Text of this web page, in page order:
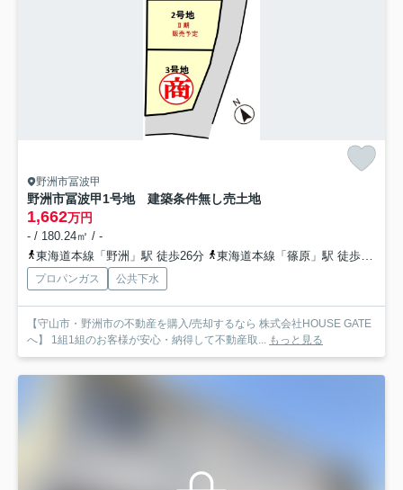
野洲市冨波甲
野洲市冨波甲1号地 建築条件無し売土地
1,662万円
- / 180.24㎡ / -
東海道本線「野洲」駅 徒歩26分
東海道本線「篠原」駅 徒歩56分
プロパンガス 公共下水
【守山市・野洲市の不動産を購入/売却するなら 株式会社HOUSE GATE
へ】 1組1組のお客様が安心・納得して不動産取... もっと見る